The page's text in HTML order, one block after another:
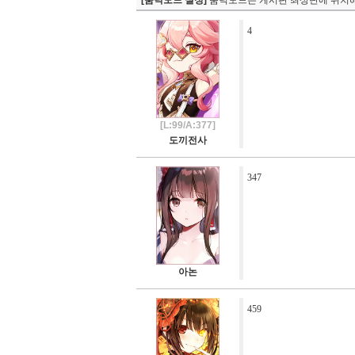
[L:99/A:377]
도끼전사
4
아논
347
459